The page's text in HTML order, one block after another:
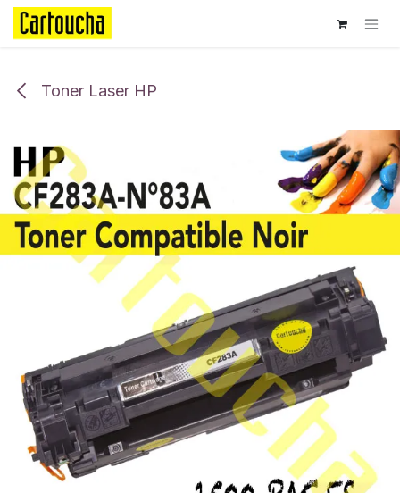
Se rendre au contenu
Toner Laser HP